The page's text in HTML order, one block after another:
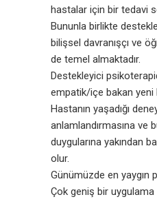
hastalar için bir tedavi
Bununla birlikte
bilişsel davranışçı ve
de temel almaktadır.
Destekleyici
empatik/içe bakan yeni
Hastanın yaşadığı
anlamlandırmasına ve
duygularına yakından
olur.
Günümüzde en yaygın
Çok geniş bir uygulama